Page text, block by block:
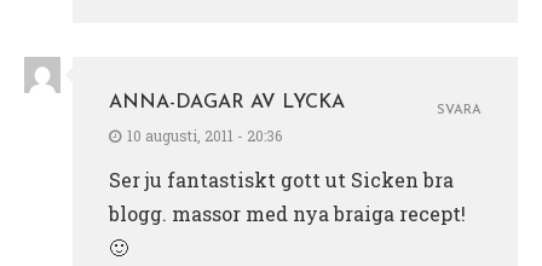
ANNA-DAGAR AV LYCKA
10 augusti, 2011 - 20:36
Ser ju fantastiskt gott ut Sicken bra
blogg. massor med nya braiga recept!
🙂
SVARA